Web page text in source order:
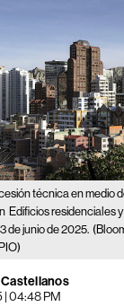
técnica en medio
Edificios residenciales
de junio de 2025.
Castellanos
| 04:48 PM